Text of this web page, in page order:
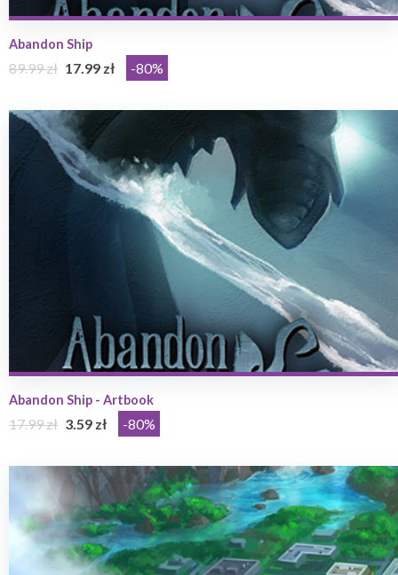
Abandon Ship
89.99 zł 17.99 zł -80%
Abandon Ship - Artbook
17.99 zł 3.59 zł -80%